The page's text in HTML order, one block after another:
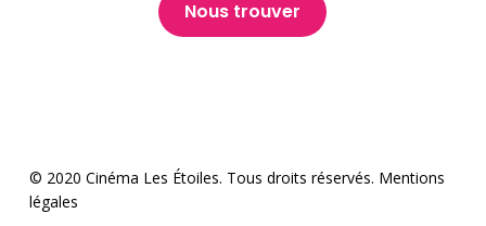
Nous trouver
© 2020 Cinéma Les Étoiles. Tous droits réservés. Mentions
légales